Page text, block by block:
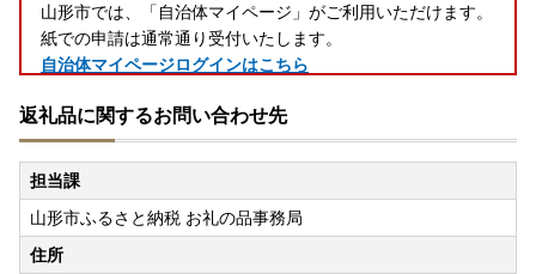
山形市では、「自治体マイページ」がご利用いただけます。
紙での申請は通常通り受付いたします。
自治体マイページログインはこちら
✨毎月15日は新規お礼の品掲載日✨
山形市の魅力がたくさん詰まったお礼の品が続々登場しま
す！
バラエティ豊かな山形市ふるさと納税を引き続きよろしくお
願いします。
新着お礼の品はこちら
返礼品に関するお問い合わせ先
担当課
山形市ふるさと納税 お礼の品事務局
住所